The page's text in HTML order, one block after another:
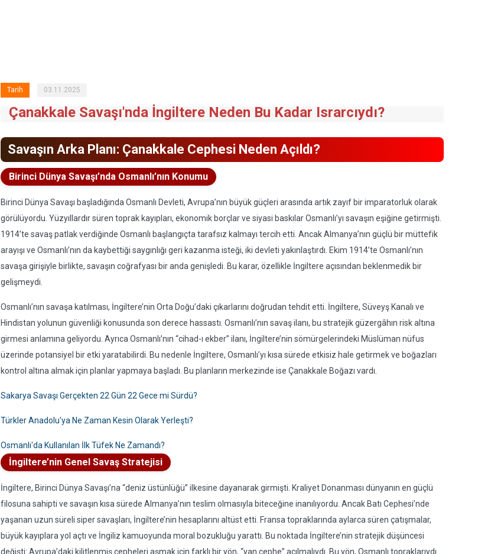
Tarih 03.11.2025
Çanakkale Savaşı'nda İngiltere Neden Bu Kadar Israrcıydı?
Savaşın Arka Planı: Çanakkale Cephesi Neden Açıldı?
Birinci Dünya Savaşı’nda Osmanlı’nın Konumu
Birinci Dünya Savaşı başladığında Osmanlı Devleti, Avrupa’nın büyük güçleri arasında artık zayıf bir imparatorluk olarak
görülüyordu. Yüzyıllardır süren toprak kayıpları, ekonomik borçlar ve siyasi baskılar Osmanlı’yı savaşın eşiğine getirmişti.
1914’te savaş patlak verdiğinde Osmanlı başlangıçta tarafsız kalmayı tercih etti. Ancak Almanya’nın güçlü bir müttefik
arayışı ve Osmanlı’nın da kaybettiği saygınlığı geri kazanma isteği, iki devleti yakınlaştırdı. Ekim 1914’te Osmanlı’nın
savaşa girişiyle birlikte, savaşın coğrafyası bir anda genişledi. Bu karar, özellikle İngiltere açısından beklenmedik bir
gelişmeydi.
Osmanlı’nın savaşa katılması, İngiltere’nin Orta Doğu’daki çıkarlarını doğrudan tehdit etti. İngiltere, Süveyş Kanalı ve
Hindistan yolunun güvenliği konusunda son derece hassastı. Osmanlı’nın savaş ilanı, bu stratejik güzergâhın risk altına
girmesi anlamına geliyordu. Ayrıca Osmanlı’nın “cihad-ı ekber” ilanı, İngiltere’nin sömürgelerindeki Müslüman nüfus
üzerinde potansiyel bir etki yaratabilirdi. Bu nedenle İngiltere, Osmanlı’yı kısa sürede etkisiz hale getirmek ve boğazları
kontrol altına almak için planlar yapmaya başladı. Bu planların merkezinde ise Çanakkale Boğazı vardı.
Sakarya Savaşı Gerçekten 22 Gün 22 Gece mi Sürdü?
Türkler Anadolu'ya Ne Zaman Kesin Olarak Yerleşti?
Osmanlı'da Kullanılan İlk Tüfek Ne Zamandı?
İngiltere’nin Genel Savaş Stratejisi
İngiltere, Birinci Dünya Savaşı’na “deniz üstünlüğü” ilkesine dayanarak girmişti. Kraliyet Donanması dünyanın en güçlü
filosuna sahipti ve savaşın kısa sürede Almanya’nın teslim olmasıyla biteceğine inanılıyordu. Ancak Batı Cephesi’nde
yaşanan uzun süreli siper savaşları, İngiltere’nin hesaplarını altüst etti. Fransa topraklarında aylarca süren çatışmalar,
büyük kayıplara yol açtı ve İngiliz kamuoyunda moral bozukluğu yarattı. Bu noktada İngiltere’nin stratejik düşüncesi
değişti: Avrupa’daki kilitlenmiş cepheleri aşmak için farklı bir yön, “yan cephe” açılmalıydı. Bu yön, Osmanlı topraklarıydı.